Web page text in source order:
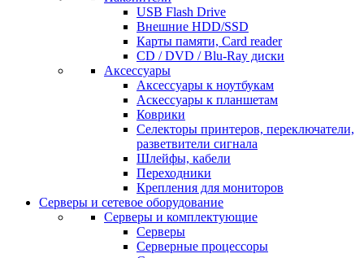
USB Flash Drive
Внешние HDD/SSD
Карты памяти, Card reader
CD / DVD / Blu-Ray диски
Аксессуары
Аксессуары к ноутбукам
Аскессуары к планшетам
Коврики
Селекторы принтеров, переключатели,
разветвители сигнала
Шлейфы, кабели
Переходники
Крепления для мониторов
Серверы и сетевое оборудование
Серверы и комплектующие
Серверы
Серверные процессоры